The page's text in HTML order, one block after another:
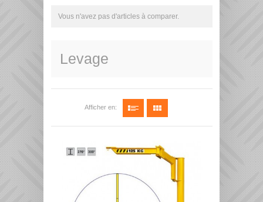
Vous n'avez pas d'articles à comparer.
Levage
Afficher en: